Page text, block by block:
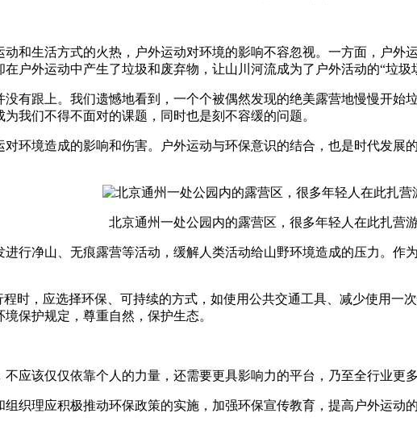
境 一带一路 央博 非遗 文化 旅游 科普 健康 乐龄
云顶对话 云起 超级工厂 智敬中国 全民健康 颜选攻略 海
和生活方式的火热，户外运动对环境的影响不容忽视。一方面，户
户外运动中产生了垃圾和废弃物，让山川河流成为了户外活动的“垃圾
有跟上。我们遗憾地看到，一个个被偶然发现的绝美露营地慢慢开
我们不得不面对的课题，同时也是刻不容缓的问题。
环境造成的影响和伤害。户外运动与环保意识的结合，也是时代发展
北京通州一处公园内的露营区，很多年轻人在此扎营
行净山、无痕露营等活动，缓解人类活动给山野环境造成的压力。
时，应选择环保、可持续的方式，如使用公共交通工具、减少使用一
保护规定，尊重自然，保护生态。
应该仅仅依靠个人的力量，还需要更具影响力的平台，乃至全行业更
织理应积极推动环保政策的实施，加强环保宣传教育，提高户外运